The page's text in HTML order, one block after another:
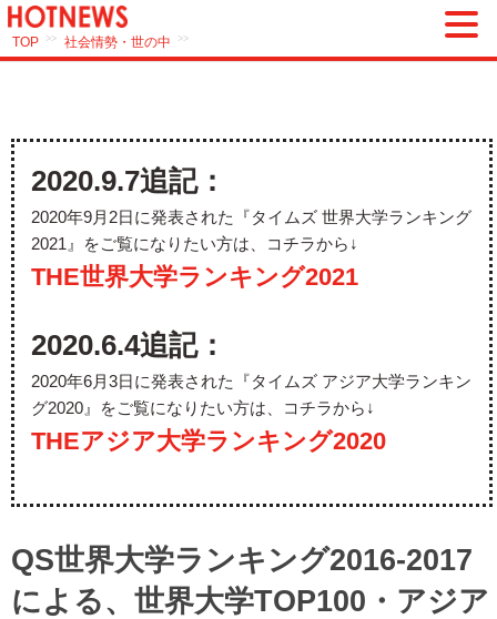
TOP >> 社会情勢・世の中 >>
2020.9.7追記：
2020年9月2日に発表された『タイムズ 世界大学ランキング
2021』をご覧になりたい方は、コチラから↓
THE世界大学ランキング2021
2020.6.4追記：
2020年6月3日に発表された『タイムズ アジア大学ランキン
グ2020』をご覧になりたい方は、コチラから↓
THEアジア大学ランキング2020
QS世界大学ランキング2016-2017
による、世界大学TOP100・アジア